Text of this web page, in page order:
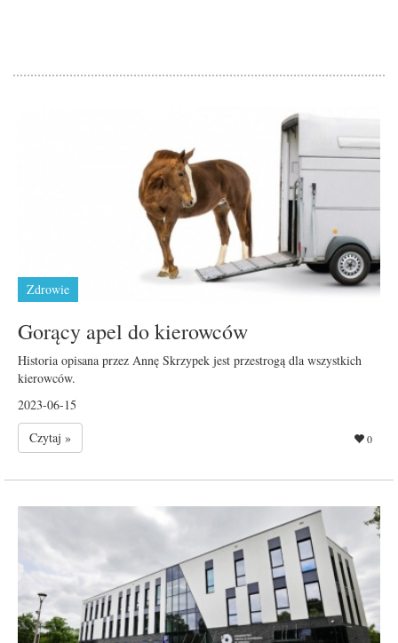
Zdrowie
Gorący apel do kierowców
Historia opisana przez Annę Skrzypek jest przestrogą dla wszystkich
kierowców.
2023-06-15
Czytaj »
0